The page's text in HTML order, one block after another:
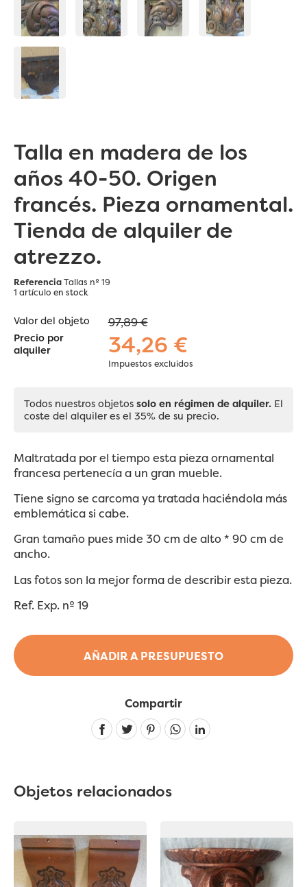
Talla en madera de los
años 40-50. Origen
francés. Pieza ornamental.
Tienda de alquiler de
atrezzo.
ReferenciaTallas nº 19
1 artículo en stock
AÑADIR A PRESUPUESTO
Valor del objeto 97,89 €
Precio por
alquiler
34,26 €
Impuestos excluidos
Todos nuestros objetos solo en régimen de alquiler. El
coste del alquiler es el 35% de su precio.
Maltratada por el tiempo esta pieza ornamental
francesa pertenecía a un gran mueble.
Tiene signo se carcoma ya tratada haciéndola más
emblemática si cabe.
Gran tamaño pues mide 30 cm de alto * 90 cm de
ancho.
Las fotos son la mejor forma de describir esta pieza.
Ref. Exp. nº 19
Compartir
Linkedin
Objetos relacionados